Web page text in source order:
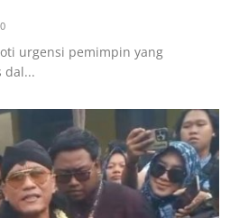
0
urgensi pemimpin yang
dal...